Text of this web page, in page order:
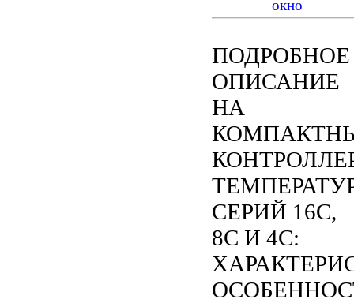
ПОДРОБНОЕ
ОПИСАНИЕ
НА
СЕРИЙ 16C,
8C И 4C: